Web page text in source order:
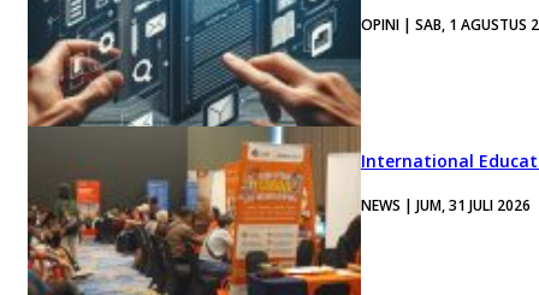
OPINI | SAB, 1 AGUSTUS
International
NEWS | JUM, 31 JULI 2026